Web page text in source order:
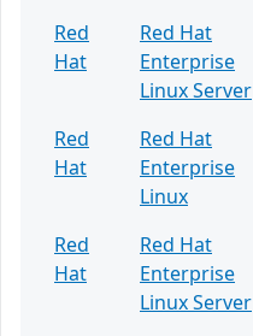
Red
Hat
Red Hat
Enterprise
Linux Server
Red
Hat
Red Hat
Enterprise
Linux
Red
Hat
Red Hat
Enterprise
Linux Server